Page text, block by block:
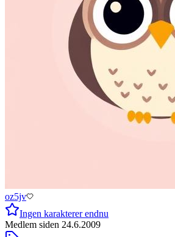
oz5jv
Ingen karakterer endnu
Medlem siden 24.6.2009